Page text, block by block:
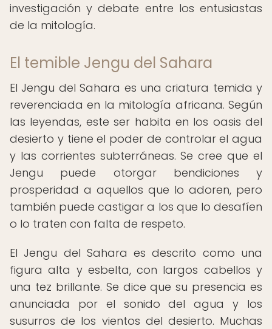
investigación y debate entre los entusiastas
de la mitología.
El temible Jengu del Sahara
El Jengu del Sahara es una criatura temida y
reverenciada en la mitología africana. Según
las leyendas, este ser habita en los oasis del
desierto y tiene el poder de controlar el agua
y las corrientes subterráneas. Se cree que el
Jengu puede otorgar bendiciones y
prosperidad a aquellos que lo adoren, pero
también puede castigar a los que lo desafíen
o lo traten con falta de respeto.
El Jengu del Sahara es descrito como una
figura alta y esbelta, con largos cabellos y
una tez brillante. Se dice que su presencia es
anunciada por el sonido del agua y los
susurros de los vientos del desierto. Muchas